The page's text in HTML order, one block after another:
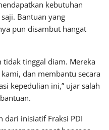
kebutuhan
Bantuan yang
pun disambut hangat
tidak tinggal diam. Mereka
dan membantu secara
kepedulian ini,” ujar salah
dari inisiatif Fraksi PDI